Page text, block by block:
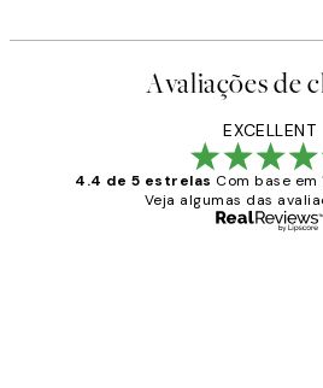
Avaliações de
EXCELLENT
4.4 de 5 estrelas Com base
Veja algumas das